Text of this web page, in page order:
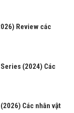
Review các
(2024) Các
Các nhân vật